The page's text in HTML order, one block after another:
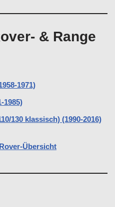
& Range
1971)
1985)
130 klassisch) (1990-2016)
Übersicht